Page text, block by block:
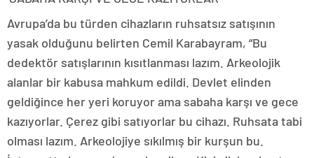
Avrupa’da bu türden cihazların ruhsatsız satışının
yasak olduğunu belirten Cemil Karabayram, “Bu
dedektör satışlarının kısıtlanması lazım. Arkeolojik
alanlar bir kabusa mahkum edildi. Devlet elinden
geldiğince her yeri koruyor ama sabaha karşı ve gece
kazıyorlar. Çerez gibi satıyorlar bu cihazı. Ruhsata tabi
olması lazım. Arkeolojiye sıkılmış bir kurşun bu.